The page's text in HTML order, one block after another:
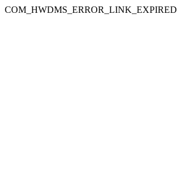
COM_HWDMS_ERROR_LINK_EXPIRED